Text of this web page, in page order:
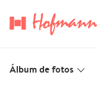
Álbum de fotos slim_arrow_down